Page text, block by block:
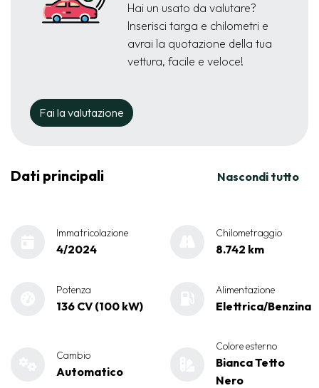
Hai un usato da valutare?
Inserisci targa e chilometri e
avrai la quotazione della tua
vettura, facile e veloce!
Fai la valutazione
Dati principali Nascondi tutto
Immatricolazione
4/2024
Chilometraggio
8.742 km
Potenza
136 CV (100 kW)
Alimentazione
Elettrica/Benzina
Cambio
Automatico
Colore esterno
Bianca Tetto
Nero